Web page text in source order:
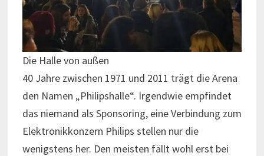
Die Halle von außen
40 Jahre zwischen 1971 und 2011 trägt die Arena
den Namen „Philipshalle“. Irgendwie empfindet
das niemand als Sponsoring, eine Verbindung zum
Elektronikkonzern Philips stellen nur die
wenigstens her. Den meisten fällt wohl erst bei